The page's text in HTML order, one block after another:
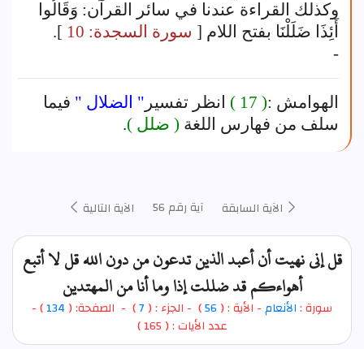
وكذلك القراءة عندنا في سائر القرآن: وَقَالُوا
أَئِذَا ضَلَلْنَا بفتح اللام [ سورة السجدة: 10
].
-
الهوامش :( 17 ) انظر تفسير " الضلال " فيما
سلف من فهارس اللغة ( ضلل ).
الآية السابقة آية رقم 56 الآية التالية
قل إني نهيت أن أعبد الذين تدعون من دون الله قل لا أتبع
أهواءكم قد ضللت إذا وما أنا من المهتدين
سورة :الأنعام- الأية : (56
) - الجزء : ( 7) - الصفحة: ( 134
) -
عدد الأيات : ( 165 )